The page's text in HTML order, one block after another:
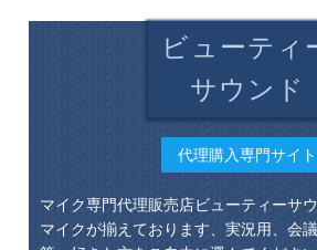
ビューティ
サウンド
代理購入専門サイト
マイク専門代理販売店ビューティーサ
マイクが揃えております、実況用、会